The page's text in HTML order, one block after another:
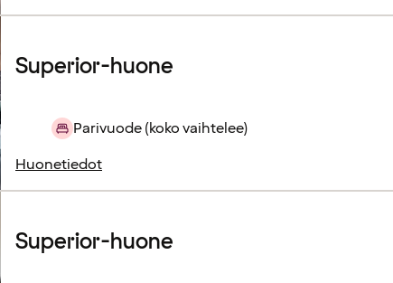
Superior-huone
Parivuode (koko vaihtelee)
Huonetiedot
Superior-huone